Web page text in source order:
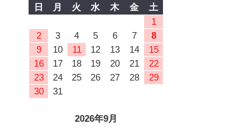
日
月 火 水 木 金
土
1
2
3 4 5 6 7
8
9
10 11 12 13 14
15
16
17 18 19 20 21
22
23
24 25 26 27 28
29
30
31
2026年9月